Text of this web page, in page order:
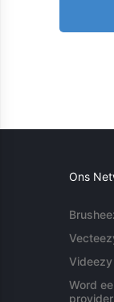
Ons
Videezy
Word
provider